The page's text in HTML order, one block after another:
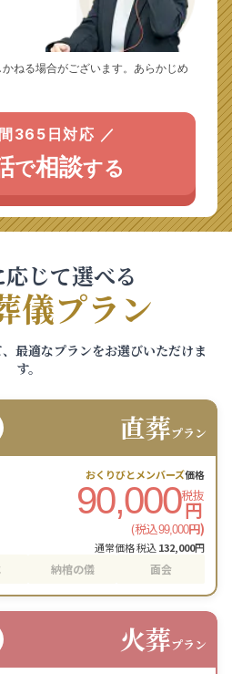
ねる場合がございます。あらかじめ
365日対応 ／
で相談する
じて選べる
儀プラン
最適なプランをお選びいただけま
す。
直葬プラン
おくりびとメンバーズ価格
90,000税抜
円
(税込99,000円)
通常価格 税込132,000円
納棺の儀 面会
火葬プラン